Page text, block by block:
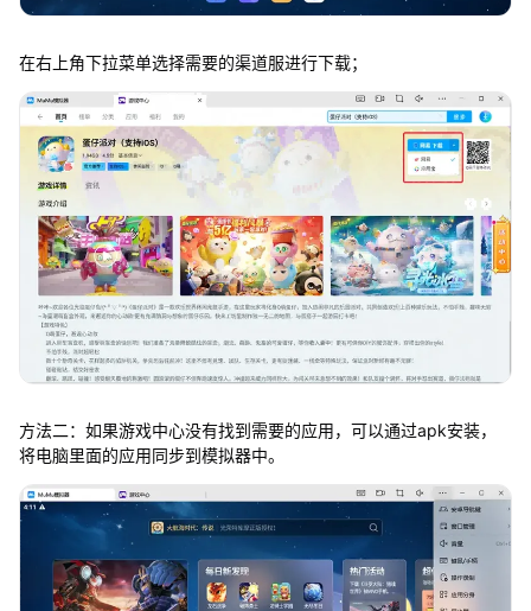
在右上角下拉菜单选择需要的渠道服进行下载；
方法二：如果游戏中心没有找到需要的应用，可以通过apk安装，
将电脑里面的应用同步到模拟器中。